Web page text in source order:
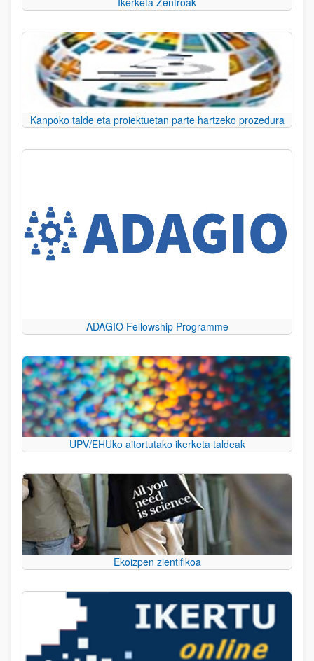
Kanpoko talde eta proiektuetan parte hartzeko prozedura
ADAGIO Fellowship Programme
UPV/EHUko aitortutako ikerketa taldeak
Ekoizpen zientifikoa